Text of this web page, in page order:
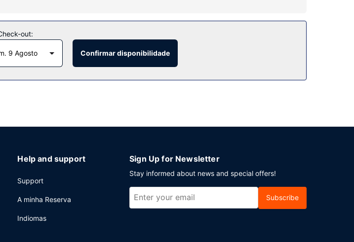
manhãs da melhor forma com um pequeno-almoço buffet grátis, servido durante a
out:
9 Agosto Confirmar disponibilidade
Help and support
Support
A minha Reserva
Indiomas
Sign Up for Newsletter
Stay informed about news and special offers!
Subscribe